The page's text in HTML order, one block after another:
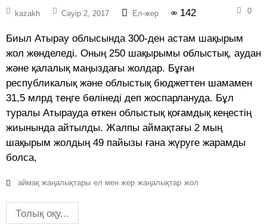
kazakh Сәуір 2, 2017 Ел-жер 142 0
Биыл Атырау облысында 300-ден астам шақырым
жол жөнделеді. Оның 250 шақырымы облыстық, аудан
және қалалық маңыздағы жолдар. Бұған
республикалық және облыстық бюджеттен шамамен
31,5 млрд теңге бөлінеді деп жоспарлануда. Бұл
туралы Атырауда өткен облыстық қоғамдық кеңестің
жиынында айтылды. Жалпы аймақтағы 2 мың
шақырым жолдың 49 пайызы ғана жүруге жарамды
болса,
аймақ жаңалықтары ел мен жер жаңалықтар жол
Толық оқу...